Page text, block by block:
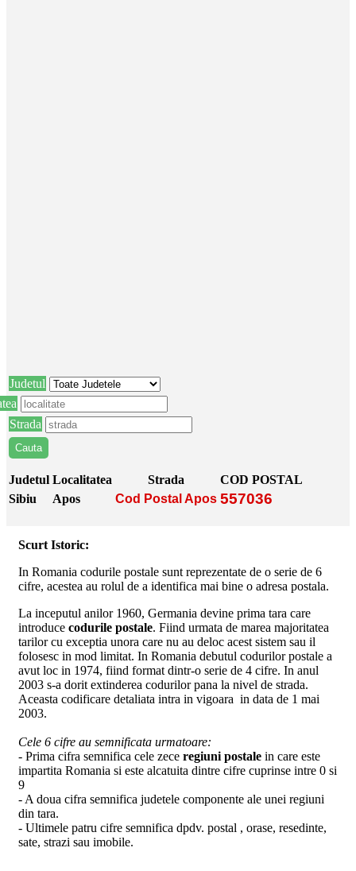
Judetul
Strada
Judetul Localitatea Strada
COD POSTAL
Sibiu
Apos Cod Postal Apos 557036
Scurt Istoric:
In Romania codurile postale sunt reprezentate de o serie de 6
cifre, acestea au rolul de a identifica mai bine o adresa postala.
La inceputul anilor 1960, Germania devine prima tara care
introduce codurile postale. Fiind urmata de marea majoritatea
tarilor cu exceptia unora care nu au deloc acest sistem sau il
folosesc in mod limitat. In Romania debutul codurilor postale a
avut loc in 1974, fiind format dintr-o serie de 4 cifre. In anul
2003 s-a dorit extinderea codurilor pana la nivel de strada.
Aceasta codificare detaliata intra in vigoara in data de 1 mai
2003.
Cele 6 cifre au semnificata urmatoare:
- Prima cifra semnifica cele zece regiuni postale in care este
impartita Romania si este alcatuita dintre cifre cuprinse intre 0 si
9
- A doua cifra semnifica judetele componente ale unei regiuni
din tara.
- Ultimele patru cifre semnifica dpdv. postal , orase, resedinte,
sate, strazi sau imobile.